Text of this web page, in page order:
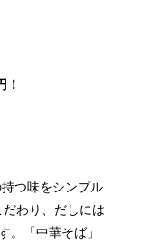
！
つ味をシンプル
わり、だしには
。「中華そば」